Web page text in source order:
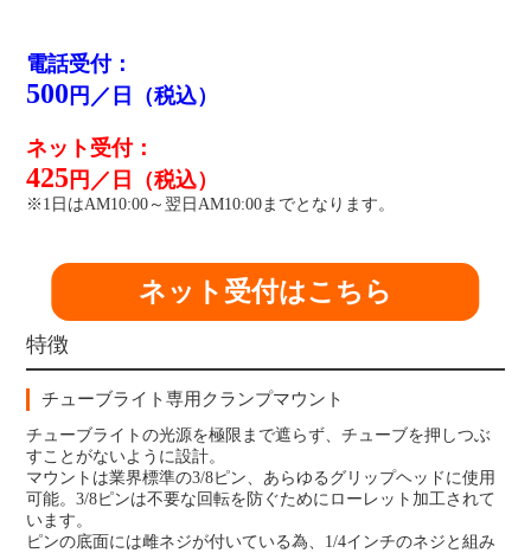
電話受付：
500 円／日（税込）
ネット受付：
425 円／日（税込）
※1日はAM10:00～翌日AM10:00までとなります。
ネット受付はこちら
特徴
チューブライト専用クランプマウント
チューブライトの光源を極限まで遮らず、チューブを押しつぶ
すことがないように設計。
マウントは業界標準の3/8ピン、あらゆるグリップヘッドに使用
可能。3/8ピンは不要な回転を防ぐためにローレット加工されて
います。
ピンの底面には雌ネジが付いている為、1/4インチのネジと組み